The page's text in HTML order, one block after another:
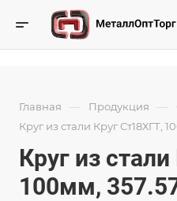
Главная — Продукция —
Круг из стали Круг Ст18ХГТ,
Круг из
100мм,